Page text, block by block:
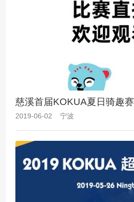
慈溪首届KOKUA夏日骑趣赛
2019-06-02 宁波